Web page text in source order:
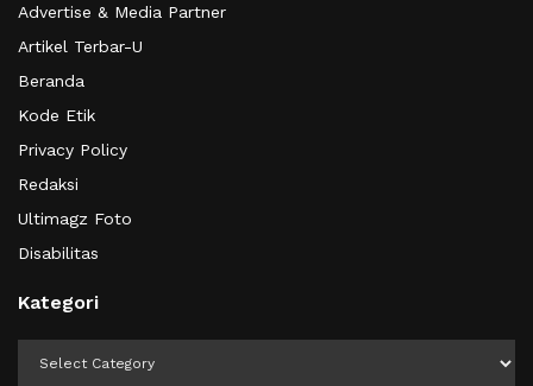
Advertise & Media Partner
Artikel Terbar-U
Beranda
Kode Etik
Privacy Policy
Redaksi
Ultimagz Foto
Disabilitas
Kategori